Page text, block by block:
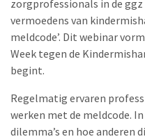
zorgprofessionals in de
vermoedens van
meldcode’. Dit webinar
Week tegen de
begint.
Regelmatig ervaren
werken met de meldcode.
dilemma’s en hoe anderen